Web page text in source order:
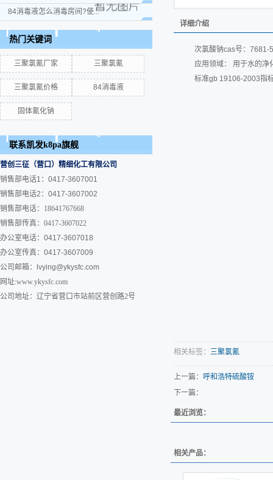
84消毒液怎么消毒房间?使...
热门关键词
三聚氯氰厂家 三聚氯氰
三聚氯氰价格 84消毒液
固体氰化钠
联系凯发k8pa旗舰
营创三征（营口）精细化工有限公司
销售部电话1：0417-3607001
销售部电话2：0417-3607002
销售部电话：18641767668
销售部传真：0417-3607022
办公室电话：0417-3607018
办公室传真：0417-3607009
公司邮箱：
lvying@ykysfc.com
网址:www.ykysfc.com
公司地址：辽宁省营口市站前区营创路2号
详细介绍
次氯酸钠cas号：
应用领域： 用于水的
标准gb 19106-2003指
相关标签： 三聚氯氰
上一篇： 呼和浩特硫酸铵
下一篇：
最近浏览：
相关产品：